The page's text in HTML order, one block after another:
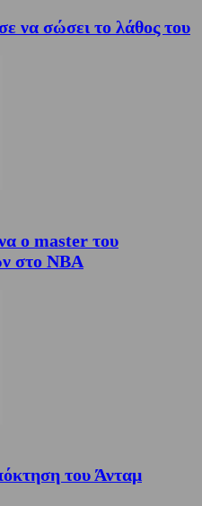
να σώσει το λάθος του
ο master του
στο ΝΒΑ
του Άνταμ